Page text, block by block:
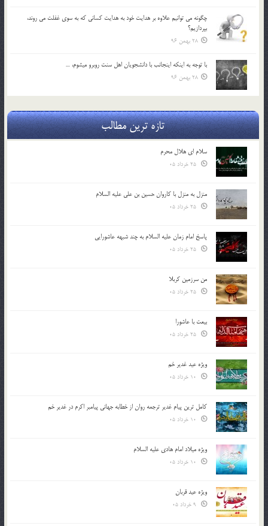
چگونه مي توانيم علاوه بر هدايت خود به هدايت كساني كه به سوي غفلت مي روند،
بپردازيم؟
28 بهمن 96
با توجه به اينكه اينجانب با دانشجويان اهل سنت روبرو مي‎شوم، …
28 بهمن 96
تازه ترین مطالب
سلام ای هلال محرم
منزل به منزل با کاروان حسین بن علی علیه السلام
پاسخ امام زمان علیه السلام به چند شبهه عاشورایی
من سرزمین کربلا
بیعت با عاشورا
ویژه عید غدیر خم
کامل ترین پیام غدیر ترجمه روان از خطابه جهانی پیامبر اکرم در غدیر خم
ویژه میلاد امام هادی علیه السلام
ویژه عید قربان